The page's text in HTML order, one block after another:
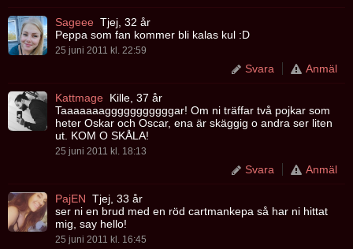
Sageee Tjej, 32 år
Peppa som fan kommer bli kalas kul :D
25 juni 2011 kl. 22:59
Svara Anmäl
Kattmage Kille, 37 år
Taaaaaaagggggggggggar! Om ni träffar två pojkar som
heter Oskar och Oscar, ena är skäggig o andra ser liten
ut. KOM O SKÅLA!
25 juni 2011 kl. 18:13
Svara Anmäl
PajEN Tjej, 33 år
ser ni en brud med en röd cartmankepa så har ni hittat
mig, say hello!
25 juni 2011 kl. 16:45